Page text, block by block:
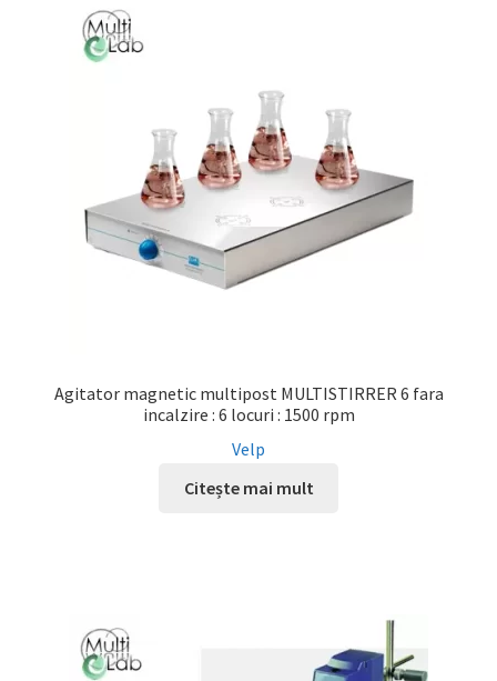
Agitator magnetic multipost MULTISTIRRER 6 fara
incalzire : 6 locuri : 1500 rpm
Velp
Citește mai mult